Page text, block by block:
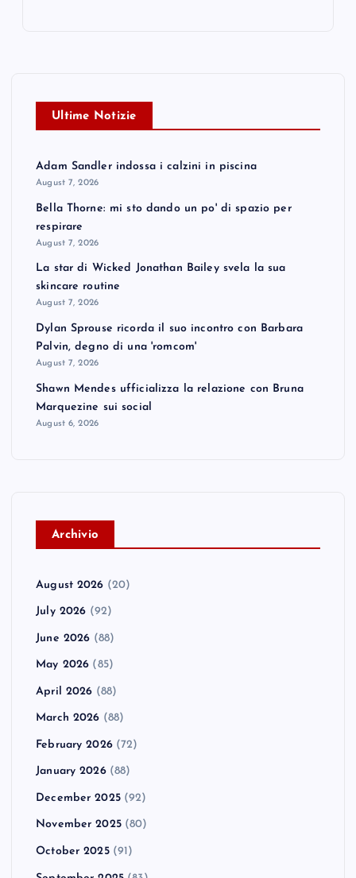
Ultime Notizie
Adam Sandler indossa i calzini in piscina
August 7, 2026
Bella Thorne: mi sto dando un po' di spazio per
respirare
August 7, 2026
La star di Wicked Jonathan Bailey svela la sua
skincare routine
August 7, 2026
Dylan Sprouse ricorda il suo incontro con Barbara
Palvin, degno di una 'romcom'
August 7, 2026
Shawn Mendes ufficializza la relazione con Bruna
Marquezine sui social
August 6, 2026
Archivio
August 2026 (20)
July 2026 (92)
June 2026 (88)
May 2026 (85)
April 2026 (88)
March 2026 (88)
February 2026(72)
January 2026(88)
December 2025(92)
November 2025(80)
October 2025(91)